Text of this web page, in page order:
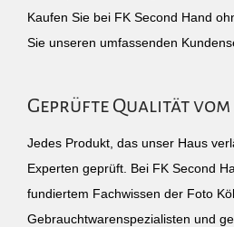
Kaufen Sie bei FK Second Hand
Sie unseren umfassenden
Geprüfte Qualität vom
Jedes Produkt, das unser Haus
Experten geprüft. Bei FK Second
fundiertem Fachwissen der Foto
Gebrauchtwarenspezialisten und